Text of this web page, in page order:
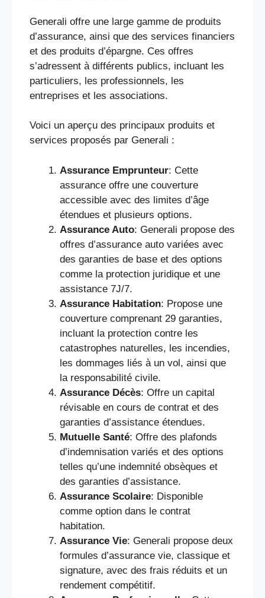
Generali offre une large gamme de produits
d’assurance, ainsi que des services financiers
et des produits d’épargne. Ces offres
s’adressent à différents publics, incluant les
particuliers, les professionnels, les
entreprises et les associations.
Voici un aperçu des principaux produits et
services proposés par Generali :
Assurance Emprunteur: Cette
assurance offre une couverture
accessible avec des limites d’âge
étendues et plusieurs options.
Assurance Auto: Generali propose des
offres d’assurance auto variées avec
des garanties de base et des options
comme la protection juridique et une
assistance 7J/7.
Assurance Habitation: Propose une
couverture comprenant 29 garanties,
incluant la protection contre les
catastrophes naturelles, les incendies,
les dommages liés à un vol, ainsi que
la responsabilité civile.
Assurance Décès: Offre un capital
révisable en cours de contrat et des
garanties d’assistance étendues.
Mutuelle Santé: Offre des plafonds
d’indemnisation variés et des options
telles qu’une indemnité obsèques et
des garanties d’assistance.
Assurance Scolaire: Disponible
comme option dans le contrat
habitation.
Assurance Vie: Generali propose deux
formules d’assurance vie, classique et
signature, avec des frais réduits et un
rendement compétitif.